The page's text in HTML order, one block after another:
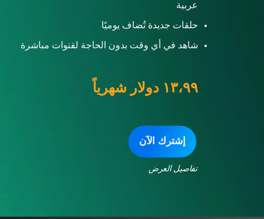
عربية
حلقات جديدة تُضاف يوميًا
شاهد في أي وقت بدون الحاجة لقنوات مباشرة
١٣،٩٩ دولار شهرياً
إشترك الآن
تفاصيل العرض